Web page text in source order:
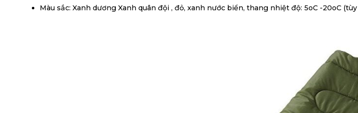
Màu sắc: Xanh dương Xanh quân đội , đỏ, xanh nước biển, thang nhiệt độ: 5oC -20oC